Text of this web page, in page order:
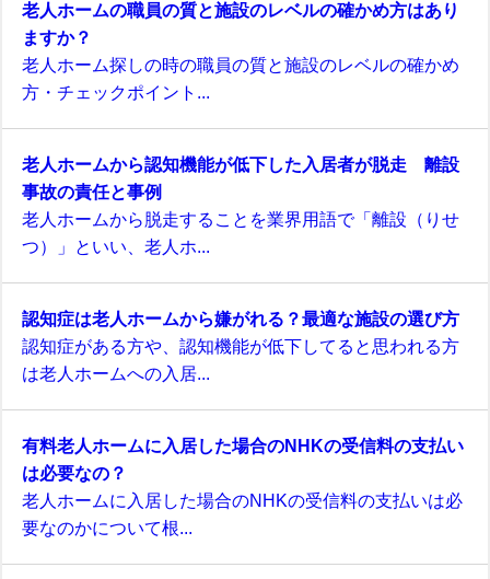
老人ホームの職員の質と施設のレベルの確かめ方はあり
ますか？
老人ホーム探しの時の職員の質と施設のレベルの確かめ
方・チェックポイント...
老人ホームから認知機能が低下した入居者が脱走 離設
事故の責任と事例
老人ホームから脱走することを業界用語で「離設（りせ
つ）」といい、老人ホ...
認知症は老人ホームから嫌がれる？最適な施設の選び方
認知症がある方や、認知機能が低下してると思われる方
は老人ホームへの入居...
有料老人ホームに入居した場合のNHKの受信料の支払い
は必要なの？
老人ホームに入居した場合のNHKの受信料の支払いは必
要なのかについて根...